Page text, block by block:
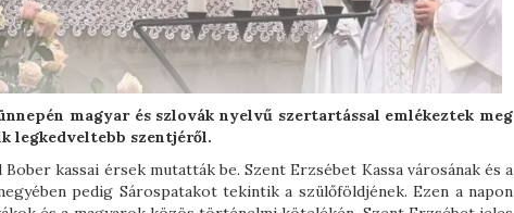
magyar és szlovák nyelvű szertartással emlékeztek meg
legkedveltebb szentjéről.
kassai érsek mutatták be. Szent Erzsébet Kassa városának és a
pedig Sárospatakot tekintik a szülőföldjének. Ezen a napon